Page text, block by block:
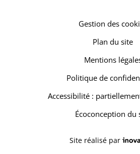
Gestion des
Plan du site
Mentions
Politique de
Accessibilité :
Écoconception du
Site réalisé par